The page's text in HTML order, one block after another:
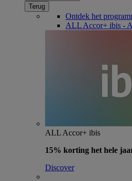
Terug
Ontdek het
ALL Accor+ ibis -
ALL Accor+ ibis
15% korting het hele
Discover